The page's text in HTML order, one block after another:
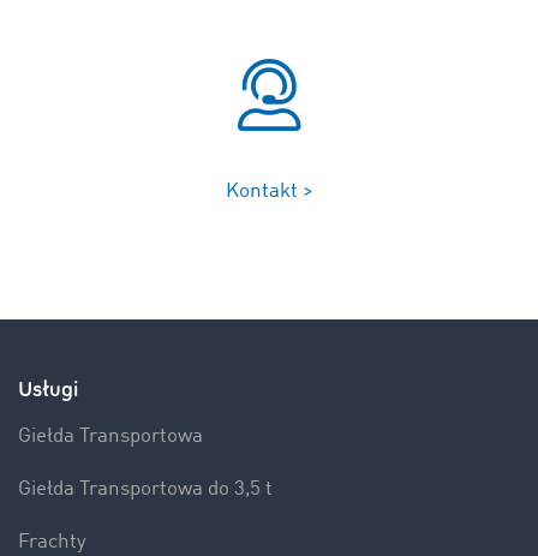
Kontakt >
Usługi
Giełda Transportowa
Giełda Transportowa do 3,5 t
Frachty